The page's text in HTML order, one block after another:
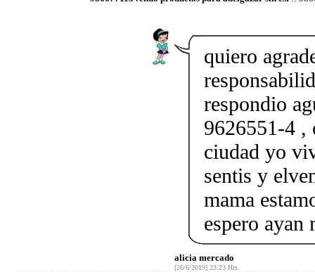
quiero
respondio
9626551-4 ,
ciudad yo
sentis y
mama
espero ayan
alicia mercado
[26/6/2019] 23:23 Hrs.